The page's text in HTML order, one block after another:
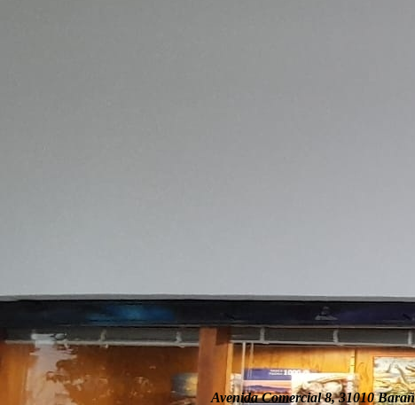
Avenida Comercial 8, 31010